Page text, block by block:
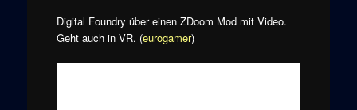
Digital Foundry über einen ZDoom Mod mit Video.
Geht auch in VR. (eurogamer)